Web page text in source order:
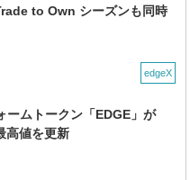
to Own シーズンも同時
edgeX
ームトークン「EDGE」が
高値を更新